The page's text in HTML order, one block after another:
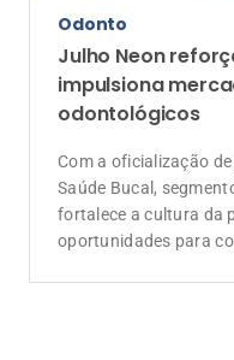
Odonto
Julho Neon
impulsiona
odontológicos
Com a oficialização
Saúde Bucal,
fortalece a cultura da
oportunidades para